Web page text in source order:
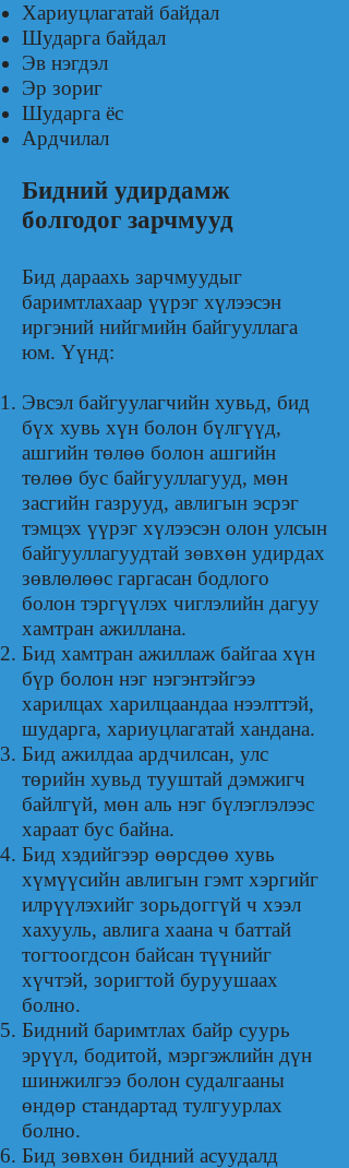
Хариуцлагатай байдал
Шударга байдал
Эв нэгдэл
Эр зориг
Шударга ёс
Ардчилал
Бидний удирдамж
болгодог зарчмууд
Бид дараахь зарчмуудыг
баримтлахаар үүрэг хүлээсэн
иргэний нийгмийн байгууллага
юм. Үүнд:
Эвсэл байгуулагчийн хувьд, бид
бүх хувь хүн болон бүлгүүд,
ашгийн төлөө болон ашгийн
төлөө бус байгууллагууд, мөн
засгийн газрууд, авлигын эсрэг
тэмцэх үүрэг хүлээсэн олон улсын
байгууллагуудтай зөвхөн удирдах
зөвлөлөөс гаргасан бодлого
болон тэргүүлэх чиглэлийн дагуу
хамтран ажиллана.
Бид хамтран ажиллаж байгаа хүн
бүр болон нэг нэгэнтэйгээ
харилцах харилцаандаа нээлттэй,
шударга, хариуцлагатай хандана.
Бид ажилдаа ардчилсан, улс
төрийн хувьд тууштай дэмжигч
байлгүй, мөн аль нэг бүлэглэлээс
хараат бус байна.
Бид хэдийгээр өөрсдөө хувь
хүмүүсийн авлигын гэмт хэргийг
илрүүлэхийг зорьдоггүй ч хээл
хахууль, авлига хаана ч баттай
тогтоогдсон байсан түүнийг
хүчтэй, зоригтой буруушаах
болно.
Бидний баримтлах байр суурь
эрүүл, бодитой, мэргэжлийн дүн
шинжилгээ болон судалгааны
өндөр стандартад тулгуурлах
болно.
Бид зөвхөн бидний асуудалд